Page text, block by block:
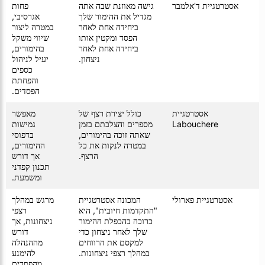
אסטרטגיית ד'אלמבר
גישה מאוזנת שבה אתה
מגדיל את ההימור שלך
ביחידה אחת לאחר
הפסד ומקטין אותו
ביחידה אחת לאחר
ניצחון.
פחות
אגרסיבי,
במטרה ליצור
שיווי משקל
בהימורים,
יעיל לניהול
כספים
והפחתת
הפסדים.
אסטרטגיית
Labouchere
כולל יצירת רצף של
מספרים והצלבתם בזמן
שאתה זוכה בהימורים,
במטרה לנקות את כל
הרצף.
מאפשר
גמישות
בדפוסי
ההימורים,
אך דורש
תכנון קפדני
ומשמעת.
אסטרטגיית פארולי
המכונה אסטרטגיית
"התקדמות חיובית", היא
כרוכה בהכפלת ההימור
שלך לאחר ניצחון כדי
למקסם את הרווחים
במהלך רצפי ניצחונות.
מרגש במהלך
רצפי
ניצחונות, אך
דורש
מההנהלה
להימנע